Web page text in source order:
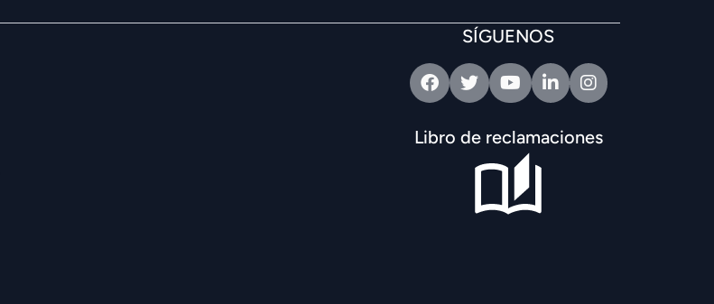
SÍGUENOS
FacebookTwitterYoutubeLinkedinIntagram
Libro de reclamaciones